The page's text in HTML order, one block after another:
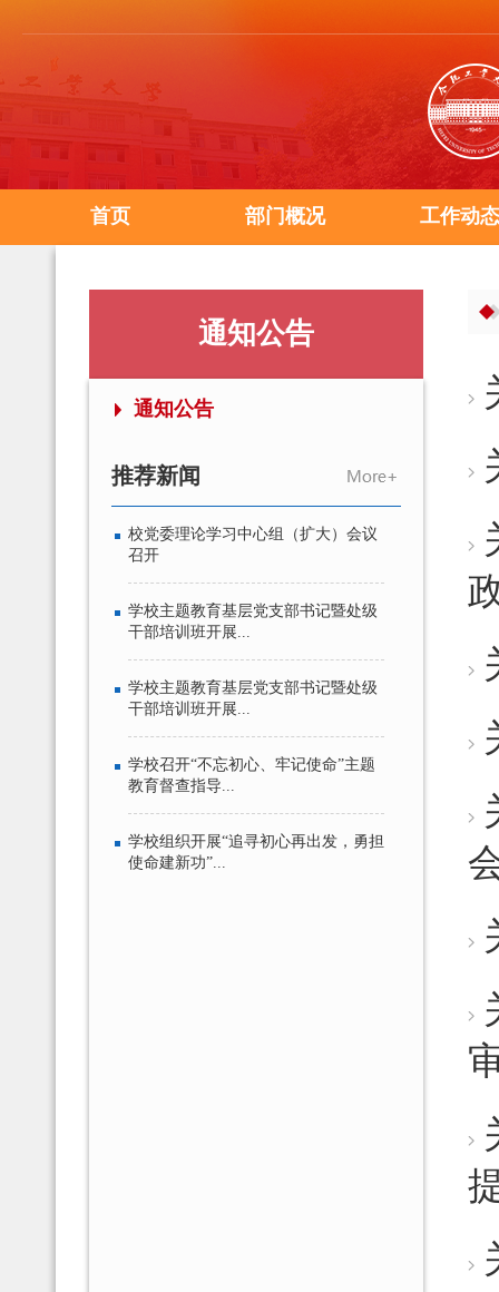
首页 部门概况 工作动态
通知公告
通知公告
推荐新闻
校党委理论学习中心组（扩大）会议
召开
学校主题教育基层党支部书记暨处级
干部培训班开展...
学校主题教育基层党支部书记暨处级
干部培训班开展...
学校召开“不忘初心、牢记使命”主题
教育督查指导...
学校组织开展“追寻初心再出发，勇担
使命建新功”...